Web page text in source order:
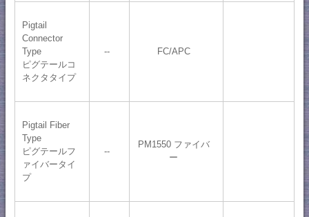
Pigtail
Connector
Type
ピグテールコ
ネクタタイプ
-- FC/APC
Pigtail Fiber
Type
ピグテールフ
ァイバータイ
プ
--
PM1550 ファイバ
ー